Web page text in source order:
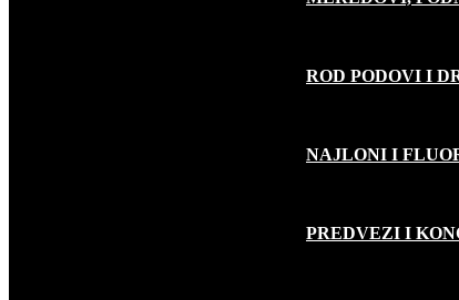
ROD PODOVI I
NAJLONI I
PREDVEZI I